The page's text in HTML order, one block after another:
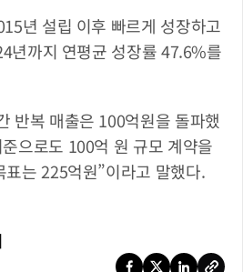
년 설립 이후 빠르게 성장하고
년까지 연평균 성장률 47.6%를
반복 매출은 100억원을 돌파했
으로도 100억 원 규모 계약을
는 225억원”이라고 말했다.